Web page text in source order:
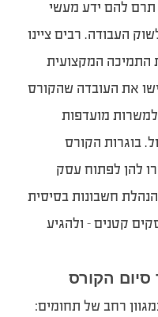
תרם להם ידע מעשי
העבודה. רבים ציינו
התמיכה המקצועית
את העובדה שהקורס
מועדפות
בוגרות הקורס
להן לפתוח עסק
חשבונות בסיסית
קטנים – ולהגיע
סיום הקורס
רחב של תחומים: